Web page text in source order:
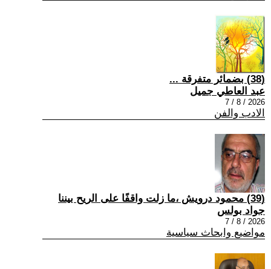
(38) بضمائر متفرقة ...
عبد العاطي جميل
2026 / 8 / 7
الادب والفن
(39) محمود درويش ،ما زلت واقفًا على الريح بيننا
جواد بولس
2026 / 8 / 7
مواضيع وابحاث سياسية